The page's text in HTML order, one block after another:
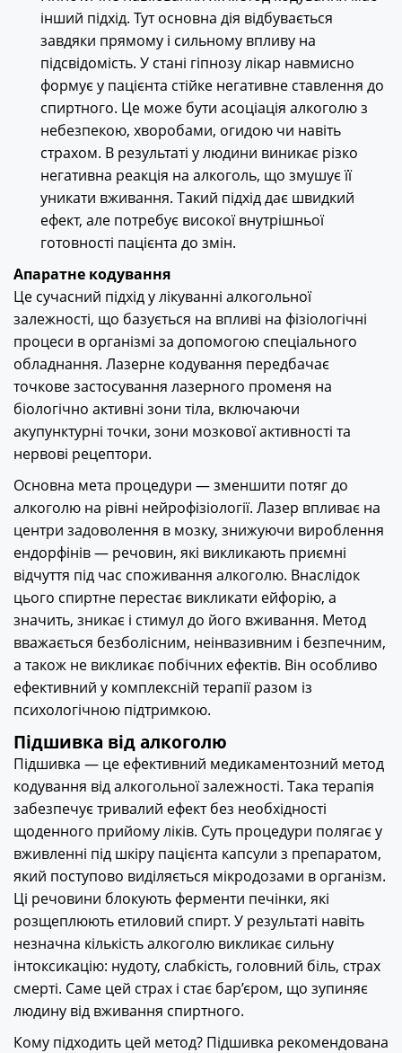
інший підхід. Тут основна дія відбувається
завдяки прямому і сильному впливу на
підсвідомість. У стані гіпнозу лікар навмисно
формує у пацієнта стійке негативне ставлення до
спиртного. Це може бути асоціація алкоголю з
небезпекою, хворобами, огидою чи навіть
страхом. В результаті у людини виникає різко
негативна реакція на алкоголь, що змушує її
уникати вживання. Такий підхід дає швидкий
ефект, але потребує високої внутрішньої
готовності пацієнта до змін.
Апаратне кодування
Це сучасний підхід у лікуванні алкогольної
залежності, що базується на впливі на фізіологічні
процеси в організмі за допомогою спеціального
обладнання. Лазерне кодування передбачає
точкове застосування лазерного променя на
біологічно активні зони тіла, включаючи
акупунктурні точки, зони мозкової активності та
нервові рецептори.
Основна мета процедури — зменшити потяг до
алкоголю на рівні нейрофізіології. Лазер впливає на
центри задоволення в мозку, знижуючи вироблення
ендорфінів — речовин, які викликають приємні
відчуття під час споживання алкоголю. Внаслідок
цього спиртне перестає викликати ейфорію, а
значить, зникає і стимул до його вживання. Метод
вважається безболісним, неінвазивним і безпечним,
а також не викликає побічних ефектів. Він особливо
ефективний у комплексній терапії разом із
психологічною підтримкою.
Підшивка від алкоголю
Підшивка — це ефективний медикаментозний метод
кодування від алкогольної залежності. Така терапія
забезпечує тривалий ефект без необхідності
щоденного прийому ліків. Суть процедури полягає у
вживленні під шкіру пацієнта капсули з препаратом,
який поступово виділяється мікродозами в організм.
Ці речовини блокують ферменти печінки, які
розщеплюють етиловий спирт. У результаті навіть
незначна кількість алкоголю викликає сильну
інтоксикацію: нудоту, слабкість, головний біль, страх
смерті. Саме цей страх і стає бар’єром, що зупиняє
людину від вживання спиртного.
Кому підходить цей метод? Підшивка рекомендована